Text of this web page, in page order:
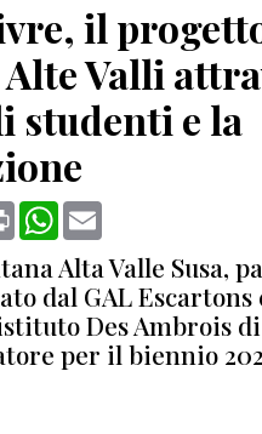
il
Valli
studenti e la
Print WhatsApp
Alta Valle Susa,
dal GAL Escartons
Des Ambrois
per il biennio